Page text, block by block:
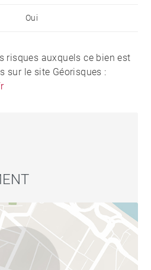
Oui
risques auxquels ce bien est
sur le site Géorisques :